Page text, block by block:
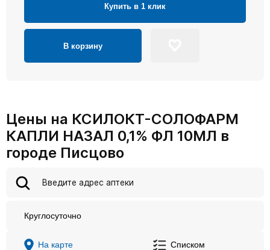
Купить в 1 клик
В корзину
Цены на КСИЛОКТ-СОЛОФАРМ
КАПЛИ НАЗАЛ 0,1% ФЛ 10МЛ в
городе Писцово
Круглосуточно
На карте Списком